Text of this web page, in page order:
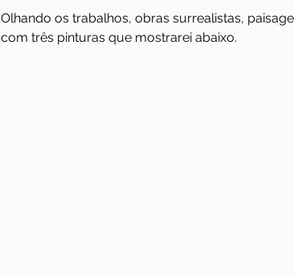
Olhando os trabalhos, obras surrealistas,
com três pinturas que mostrarei abaixo.